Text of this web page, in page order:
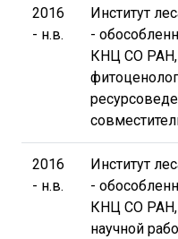
2016
- н.в.
Институт
-
КНЦ СО РАН,
2016
- н.в.
Институт
-
КНЦ СО РАН,
научной